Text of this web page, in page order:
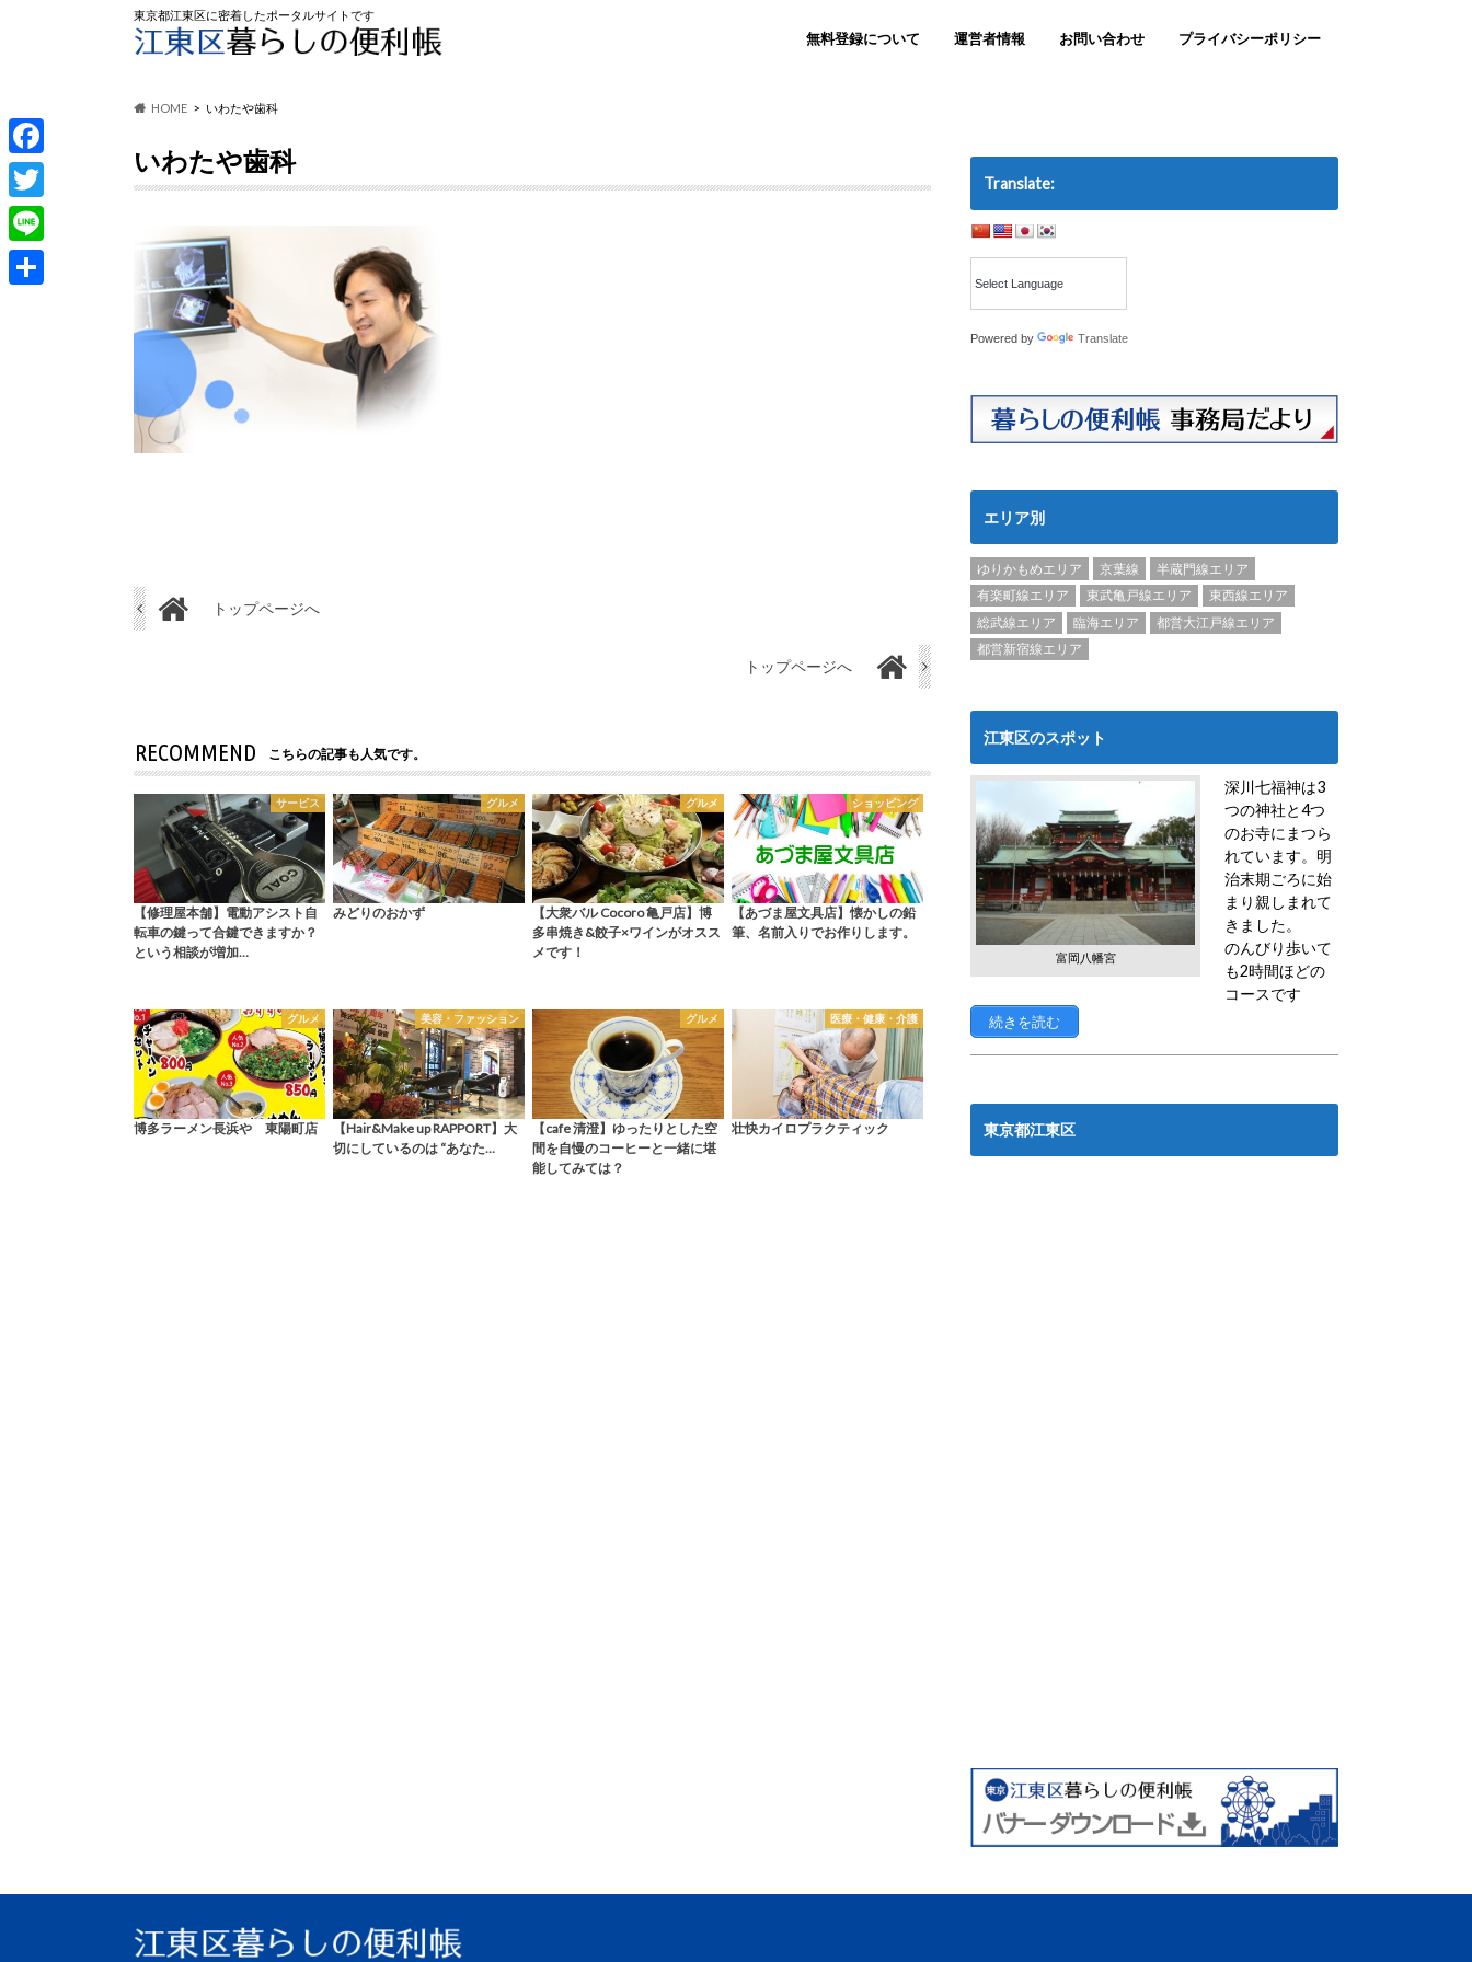
東京都江東区に密着したポータルサイトです
無料登録について 運営者情報 お問い合わせ プライバシーポリシー
HOME いわたや歯科
いわたや歯科
トップページへ
トップページへ
RECOMMEND こちらの記事も人気です。
サービス
【修理屋本舗】電動アシスト自
転車の鍵って合鍵できますか？
という相談が増加…
グルメ
みどりのおかず
グルメ
【大衆バル Cocoro 亀戸店】博
多串焼き&餃子×ワインがオスス
メです！
ショッピング
【あづま屋文具店】懐かしの鉛
筆、名前入りでお作りします。
グルメ
博多ラーメン長浜や 東陽町店
美容・ファッション
【Hair&Make up RAPPORT】大
切にしているのは “あなた…
グルメ
【cafe 清澄】ゆったりとした空
間を自慢のコーヒーと一緒に堪
能してみては？
医療・健康・介護
壮快カイロプラクティック
Translate:
Powered by Translate
エリア別
ゆりかもめエリア 京葉線
半蔵門線エリア
有楽町線エリア
東武亀戸線エリア
東西線エリア
総武線エリア
臨海エリア
都営大江戸線エリア
都営新宿線エリア
江東区のスポット
富岡八幡宮
深川七福神は3
つの神社と4つ
のお寺にまつら
れています。明
治末期ごろに始
まり親しまれて
きました。
のんびり歩いて
も2時間ほどの
コースです
続きを読む
東京都江東区
F
a
c
e
T
w
i
L